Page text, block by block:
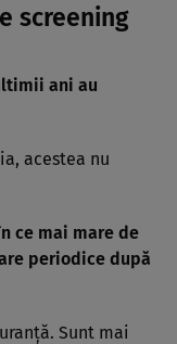
screening
ani au
acestea nu
ce mai mare de
periodice după
Sunt mai